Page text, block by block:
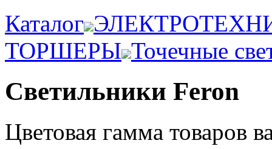
Каталог
ТОРШЕРЫ Точечные
Светильники Feron
Цветовая гамма товаров